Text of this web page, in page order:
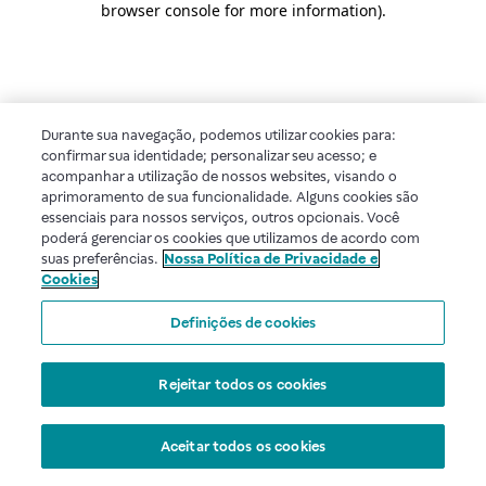
browser console for more information).
Durante sua navegação, podemos utilizar cookies para:
confirmar sua identidade; personalizar seu acesso; e
acompanhar a utilização de nossos websites, visando o
aprimoramento de sua funcionalidade. Alguns cookies são
essenciais para nossos serviços, outros opcionais. Você
poderá gerenciar os cookies que utilizamos de acordo com
suas preferências. Nossa Política de Privacidade e
Cookies
Definições de cookies
Rejeitar todos os cookies
Aceitar todos os cookies